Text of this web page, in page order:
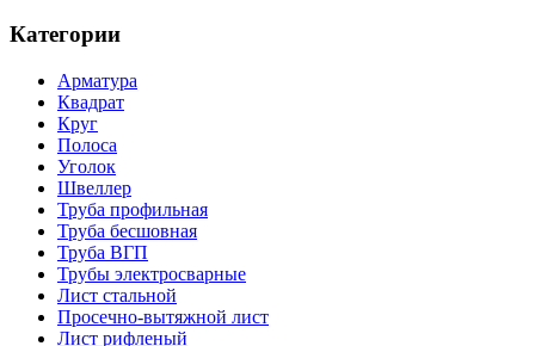
Категории
Арматура
Квадрат
Круг
Полоса
Уголок
Швеллер
Труба профильная
Труба бесшовная
Труба ВГП
Трубы электросварные
Лист стальной
Просечно-вытяжной лист
Лист рифленый